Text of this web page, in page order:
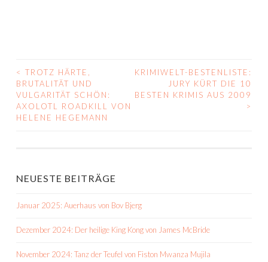
BEITRAGS-
NAVIGATION
< TROTZ HÄRTE,
BRUTALITÄT UND
VULGARITÄT SCHÖN:
AXOLOTL ROADKILL VON
HELENE HEGEMANN
KRIMIWELT-BESTENLISTE:
JURY KÜRT DIE 10
BESTEN KRIMIS AUS 2009
>
NEUESTE BEITRÄGE
Januar 2025: Auerhaus von Bov Bjerg
Dezember 2024: Der heilige King Kong von James McBride
November 2024: Tanz der Teufel von Fiston Mwanza Mujila